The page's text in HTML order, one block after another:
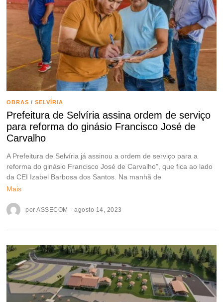
OBRAS / SELVÍRIA
Prefeitura de Selvíria assina ordem de serviço
para reforma do ginásio Francisco José de
Carvalho
A Prefeitura de Selvíria já assinou a ordem de serviço para a
reforma do ginásio Francisco José de Carvalho”, que fica ao lado
da CEI Izabel Barbosa dos Santos. Na manhã de
Mais
porASSECOM agosto 14, 2023